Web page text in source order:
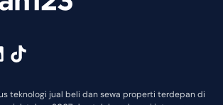
teknologi jual beli dan sewa properti terdepan di